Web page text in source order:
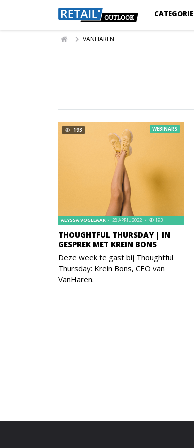
CATEGORIE
VANHAREN
193
THOUGHTFUL THURSDAY | IN
GESPREK MET KREIN BONS
ALYSSA VOGELAAR 28 APRIL 2022 193
WEBINARS
Deze week te gast bij Thoughtful
Thursday: Krein Bons, CEO van
VanHaren.